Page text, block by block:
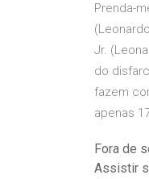
Prenda-
Jr.
do
fazem
apenas
Fora de
Assistir